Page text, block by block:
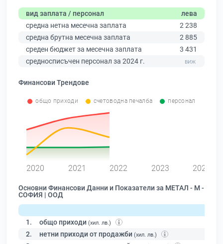
вид заплата / персонал
лева
средна нетна месечна заплата
2 238
средна брутна месечна заплата
2 885
среден бюджет за месечна заплата
3 431
средносписъчен персонал за 2024 г.
Финансови Трендове
общо приходи счетоводна печалба персонал
2020 2021 2022 2023 2024
Основни Финансови Данни и Показатели за МЕТАЛ - М -
СОФИЯ | ООД
1. общо приходи (хил. лв.)
2. нетни приходи от продажби (хил. лв.)